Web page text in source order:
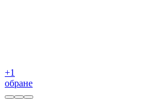
+1
обране